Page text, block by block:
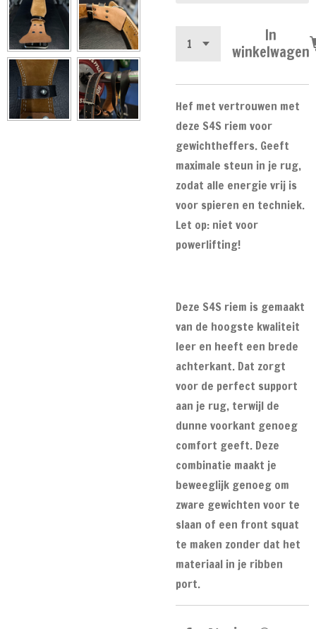
In
winkelwagen
Hef met vertrouwen met
deze S4S riem voor
gewichtheffers. Geeft
maximale steun in je rug,
zodat alle energie vrij is
voor spieren en techniek.
Let op: niet voor
powerlifting!
Deze S4S riem is gemaakt
van de hoogste kwaliteit
leer en heeft een brede
achterkant. Dat zorgt
voor de perfect support
aan je rug, terwijl de
dunne voorkant genoeg
comfort geeft. Deze
combinatie maakt je
beweeglijk genoeg om
zware gewichten voor te
slaan of een front squat
te maken zonder dat het
materiaal in je ribben
port.